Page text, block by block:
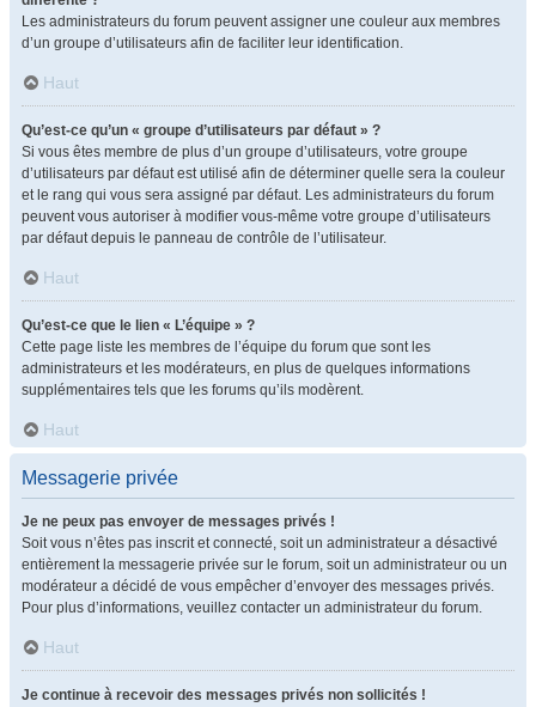
Les administrateurs du forum peuvent assigner une couleur aux membres
d’un groupe d’utilisateurs afin de faciliter leur identification.
Haut
Qu’est-ce qu’un « groupe d’utilisateurs par défaut » ?
Si vous êtes membre de plus d’un groupe d’utilisateurs, votre groupe
d’utilisateurs par défaut est utilisé afin de déterminer quelle sera la couleur
et le rang qui vous sera assigné par défaut. Les administrateurs du forum
peuvent vous autoriser à modifier vous-même votre groupe d’utilisateurs
par défaut depuis le panneau de contrôle de l’utilisateur.
Haut
Qu’est-ce que le lien « L’équipe » ?
Cette page liste les membres de l’équipe du forum que sont les
administrateurs et les modérateurs, en plus de quelques informations
supplémentaires tels que les forums qu’ils modèrent.
Haut
Messagerie privée
Je ne peux pas envoyer de messages privés !
Soit vous n’êtes pas inscrit et connecté, soit un administrateur a désactivé
entièrement la messagerie privée sur le forum, soit un administrateur ou un
modérateur a décidé de vous empêcher d’envoyer des messages privés.
Pour plus d’informations, veuillez contacter un administrateur du forum.
Haut
Je continue à recevoir des messages privés non sollicités !